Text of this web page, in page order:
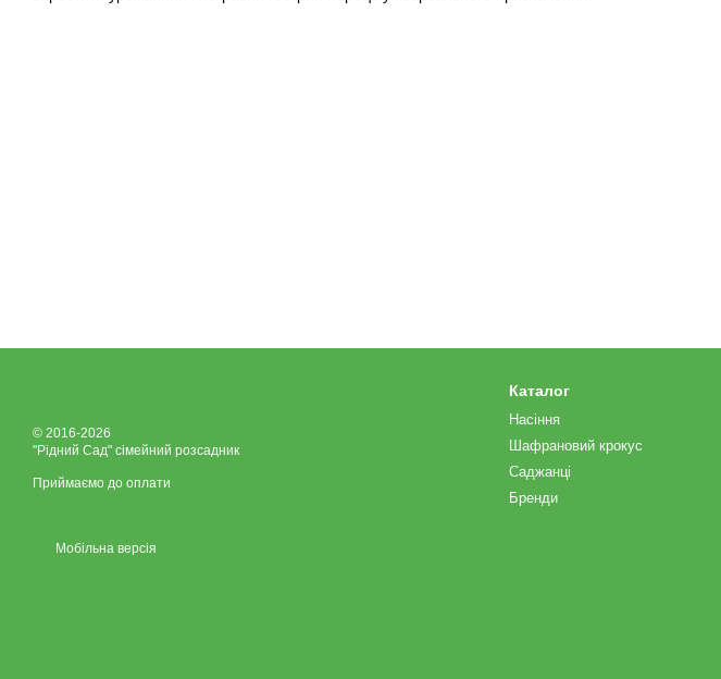
© 2016-2026
"Рідний Сад" сімейний розсадник
Приймаємо до оплати
Мобільна версія
Каталог
Насіння
Шафрановий крокус
Саджанці
Бренди